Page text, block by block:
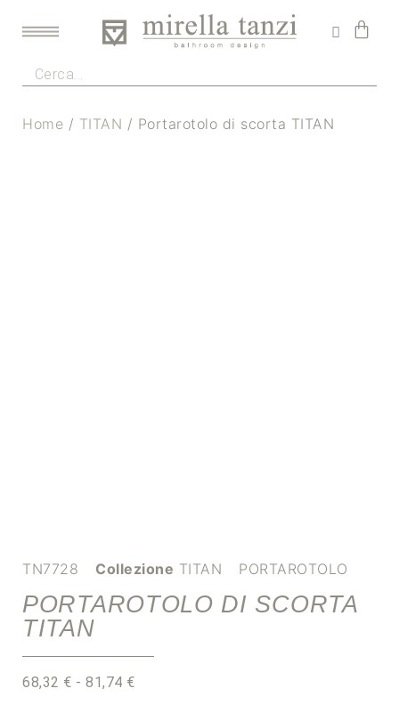
Home / TITAN / Portarotolo di scorta TITAN
TN7728 Collezione TITAN PORTAROTOLO
PORTAROTOLO DI SCORTA
TITAN
68,32 € - 81,74 €